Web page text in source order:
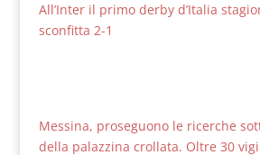
All’Inter il primo derby d’Italia
sconfitta 2-1
Messina, proseguono le ricerche
della palazzina crollata. Oltre 30